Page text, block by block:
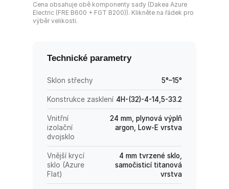
Cena obsahuje obě komponenty sady (Dakea Azure
Electric (FRE B600 + FGT B200)). Klikněte na řádek pro
výběr velikosti.
Technické parametry
Sklon střechy 5°–15°
Konstrukce zasklení 4H-(32)-4-14,5-33.2
Vnitřní
izolační
dvojsklo
24 mm, plynová výplň
argon, Low-E vrstva
Vnější krycí
sklo (Azure
Flat)
4 mm tvrzené sklo,
samočisticí titanová
vrstva